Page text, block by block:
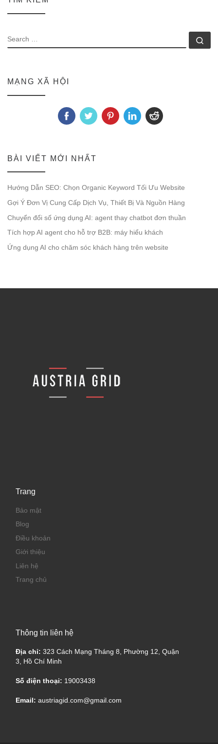
SEARCH
MẠNG XÃ HỘI
BÀI VIẾT MỚI NHẤT
Hướng Dẫn SEO: Chọn Organic Keyword Tối Ưu Website
Gợi Ý Đơn Vị Cung Cấp Dịch Vụ, Thiết Bị Và Nguồn Hàng
Chuyển đổi số ứng dụng AI: agent thay chatbot đơn thuần
Tích hợp AI agent cho hỗ trợ B2B: máy hiểu khách
Ứng dụng AI cho chăm sóc khách hàng trên website
Trang
Bảo mật
Blog
Điều khoản
Giới thiệu
Liên hệ
Trang chủ
Thông tin liên hệ
Địa chỉ: 323 Cách Mạng Tháng 8, Phường 12, Quận
3, Hồ Chí Minh
Số điện thoại: 19003438
Email: austriagid.com@gmail.com